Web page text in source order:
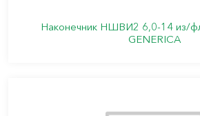
Наконечник НШВИ2 6,0-14 из/
GENERICA